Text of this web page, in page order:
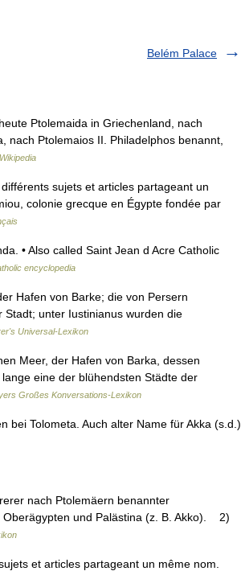
Belém Palace
Ptolemaida in Griechenland, nach
nach Ptolemaios II. Philadelphos benannt,
sujets et articles partageant un
colonie grecque en Égypte fondée par
• Also called Saint Jean d Acre Catholic
encyclopedia
Hafen von Barke; die von Persern
unter Iustinianus wurden die
Universal-Lexikon
Meer, der Hafen von Barka, dessen
eine der blühendsten Städte der
Großes Konversations-Lexikon
Tolometa. Auch alter Name für Akka (s.d.)
nach Ptolemäern benannter
Oberägypten und Palästina (z. B. Akko). 2)
et articles partageant un même nom.